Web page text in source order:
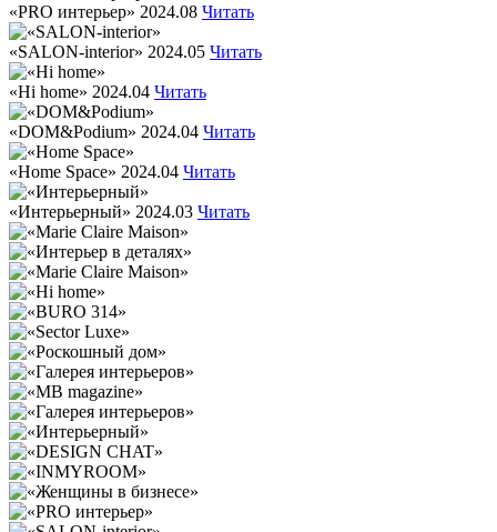
«PRO интерьер» 2024.08 Читать
«SALON-interior» 2024.05 Читать
«Hi home» 2024.04 Читать
«DOM&Podium» 2024.04 Читать
«Home Space» 2024.04 Читать
«Интерьерный» 2024.03 Читать